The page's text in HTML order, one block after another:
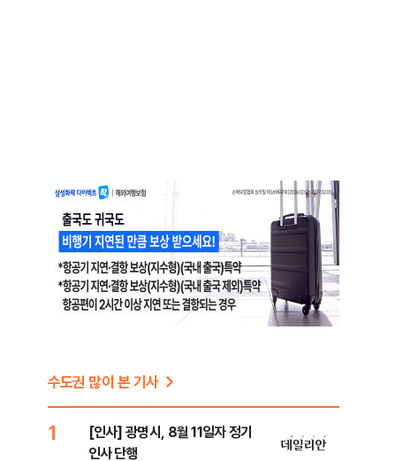
수도권 많이 본 기사
1
[인사] 광명시, 8월 11일자 정기
인사 단행